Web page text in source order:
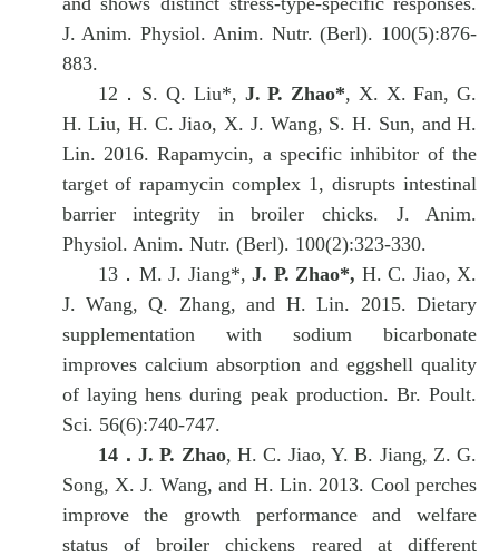
J. Anim. Physiol. Anim. Nutr. (Berl). 100(5):876-
883.
12． S. Q. Liu*, J. P. Zhao*, X. X. Fan, G.
H. Liu, H. C. Jiao, X. J. Wang, S. H. Sun, and H.
Lin. 2016. Rapamycin, a specific inhibitor of the
target of rapamycin complex 1, disrupts intestinal
barrier integrity in broiler chicks. J. Anim.
Physiol. Anim. Nutr. (Berl). 100(2):323-330.
13． M. J. Jiang*,J. P. Zhao*, H. C. Jiao, X.
J. Wang, Q. Zhang, and H. Lin. 2015. Dietary
supplementation with sodium bicarbonate
improves calcium absorption and eggshell quality
of laying hens during peak production. Br. Poult.
Sci. 56(6):740-747.
14．J. P. Zhao, H. C. Jiao, Y. B. Jiang, Z. G.
Song, X. J. Wang, and H. Lin. 2013. Cool perches
improve the growth performance and welfare
status of broiler chickens reared at different